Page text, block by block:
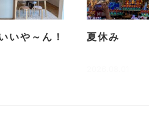
いや～ん！ 夏休み